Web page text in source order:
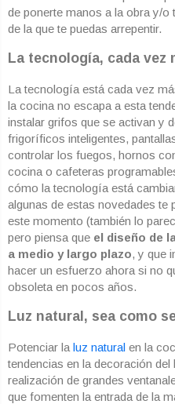
de ponerte manos a la obra y/o
de la que te puedas arrepentir.
La tecnología, cada vez
La tecnología está cada vez
la cocina no escapa a esta
instalar grifos que se activan y
frigoríficos inteligentes,
controlar los fuegos, hornos
cocina o cafeteras
cómo la tecnología está
algunas de estas novedades te
este momento (también lo
pero piensa que el diseño de
a medio y largo plazo, y que
hacer un esfuerzo ahora si no
obsoleta en pocos años.
Luz natural, sea como
Potenciar la luz natural en la
tendencias en la decoración
realización de grandes
que fomenten la entrada de la